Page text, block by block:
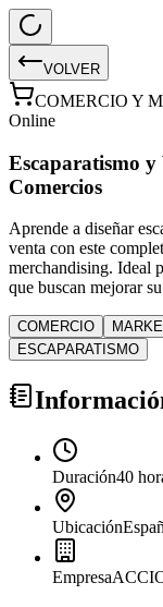
VOLVER
COMERCIO Y
Online
Escaparatismo
Comercios
Aprende a diseñar
venta con este
merchandising. Ideal
que buscan mejorar
COMERCIO
ESCAPARATISMO
Duración40
Ubicación
Empresa